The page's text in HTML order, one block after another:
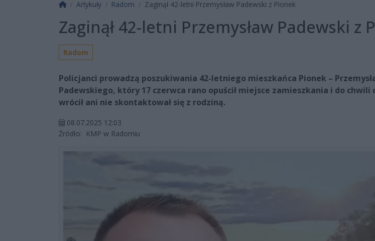
Strona główna
Artykuły Radom Zaginął 42-letni Przemysław Padewski z Pionek
Zaginął 42-letni Przemysław Padewski z
Radom
Policjanci prowadzą poszukiwania 42-letniego mieszkańca Pionek –
Padewskiego, który 17 czerwca rano opuścił miejsce zamieszkania i do chwili
wrócił ani nie skontaktował się z rodziną.
08.07.2025 12:03
Źródło: KMP w Radomiu